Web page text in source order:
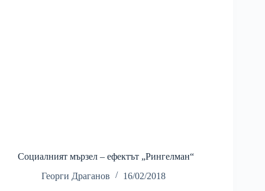
Социалният мързел – ефектът „Рингелман“
Георги Драганов
16/02/2018